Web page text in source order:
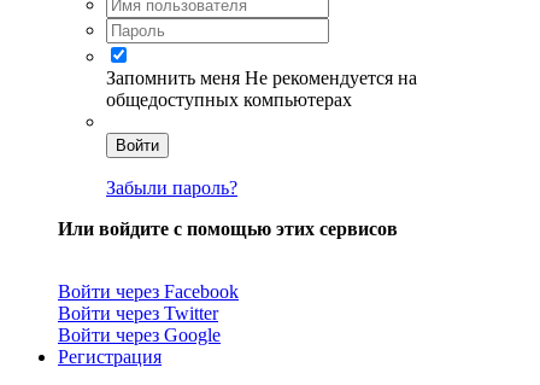
Запомнить меня Не рекомендуется на
общедоступных компьютерах
Войти
Забыли пароль?
Или войдите с помощью этих сервисов
Войти через Facebook
Войти через Twitter
Войти через Google
Регистрация